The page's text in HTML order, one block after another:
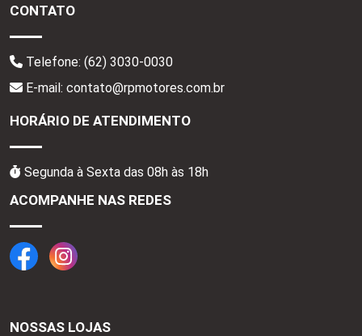
CONTATO
Telefone: (62) 3030-0030
E-mail: contato@rpmotores.com.br
HORÁRIO DE ATENDIMENTO
Segunda à Sexta das 08h às 18h
ACOMPANHE NAS REDES
NOSSAS LOJAS